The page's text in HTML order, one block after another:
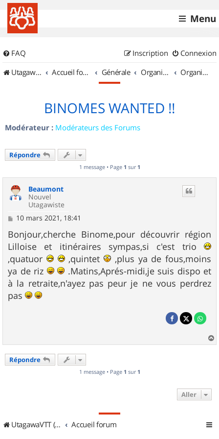
Menu
FAQ Connexion
Inscription
UtagawaVTT (Randos VTT et VTTAE avec traces GPS)
Accueil forum Générale Organisation de sorties & Recherche de partenaires Organisation de sorties en région Nord Pas de Calais
BINOMES WANTED !!
Modérateur : Modérateurs des Forums
Répondre
1 message • Page 1 sur 1
Beaumont
Nouvel
Utagawiste
M
s
s
a
g
e
10 mars 2021, 18:41
Bonjour,cherche Binome,pour découvrir région
Lilloise et itinéraires sympas,si c'est trio
,quatuor
,quintet
,plus ya de fous,moins
ya de riz
.Matins,Aprés-midi,je suis dispo et
à la retraite,n'ayez pas peur je ne vous perdrez
pas
a
Répondre
1 message • Page 1 sur 1
Aller
UtagawaVTT (Randos VTT et VTTAE avec traces GPS) Accueil forum